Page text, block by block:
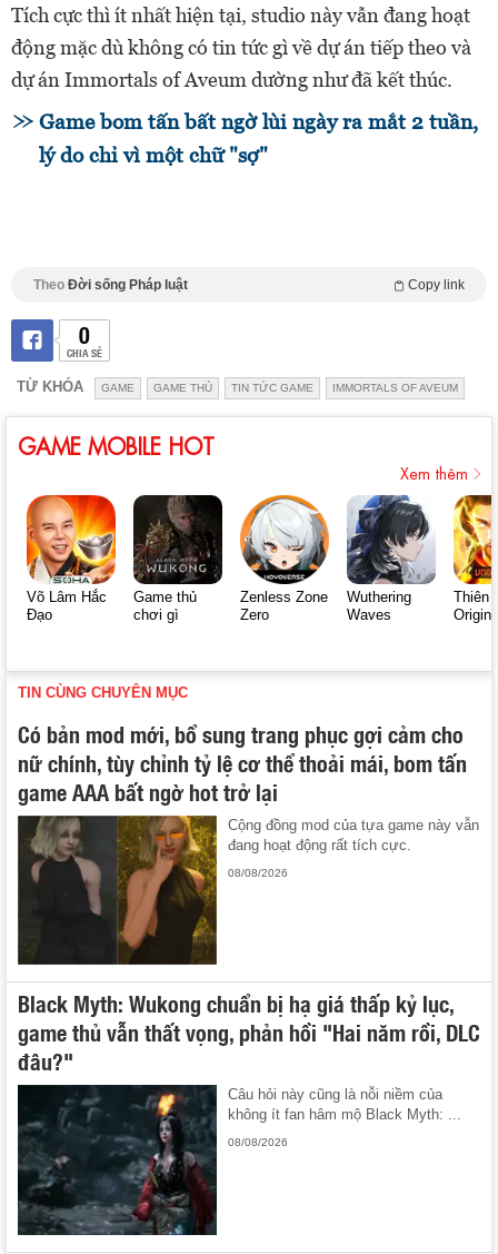
Tích cực thì ít nhất hiện tại, studio này vẫn đang hoạt
động mặc dù không có tin tức gì về dự án tiếp theo và
dự án Immortals of Aveum dường như đã kết thúc.
Game bom tấn bất ngờ lùi ngày ra mắt 2 tuần,
lý do chỉ vì một chữ "sợ"
Theo Đời sống Pháp luật Copy link
0
CHIA SẺ
TỪ KHÓA GAME GAME THỦ TIN TỨC GAME IMMORTALS OF AVEUM
GAME MOBILE HOT
Xem thêm
Võ Lâm Hắc
Đạo
Game thủ
chơi gì
Zenless Zone
Zero
Wuthering
Waves
Thiên
Origin
TIN CÙNG CHUYÊN MỤC
Có bản mod mới, bổ sung trang phục gợi cảm cho
nữ chính, tùy chỉnh tỷ lệ cơ thể thoải mái, bom tấn
game AAA bất ngờ hot trở lại
Cộng đồng mod của tựa game này vẫn
đang hoạt động rất tích cực.
08/08/2026
Black Myth: Wukong chuẩn bị hạ giá thấp kỷ lục,
game thủ vẫn thất vọng, phản hồi "Hai năm rồi, DLC
đâu?"
Câu hỏi này cũng là nỗi niềm của
không ít fan hâm mộ Black Myth: ...
08/08/2026